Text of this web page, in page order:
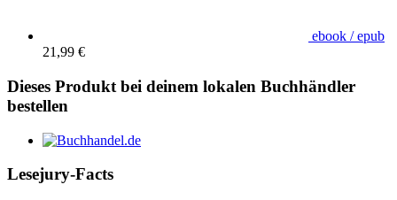
ebook / epub
21,99 €
Dieses Produkt bei deinem lokalen Buchhändler
bestellen
Lesejury-Facts